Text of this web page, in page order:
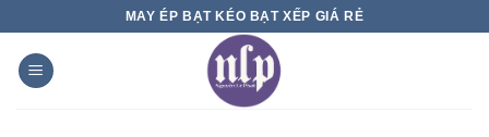
content
MAY ÉP BẠT KÉO BẠT XẾP GIÁ RẺ